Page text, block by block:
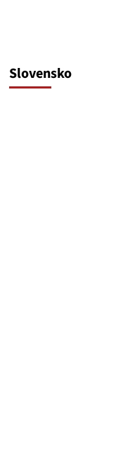
Slovensko